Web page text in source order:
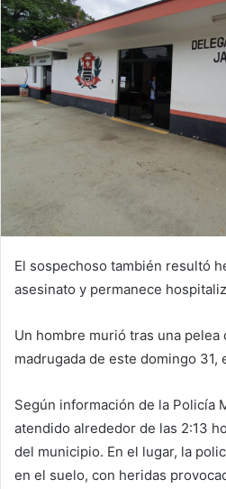
El sospechoso también resultó
asesinato y permanece
Un hombre murió tras una
madrugada de este domingo 31,
Según información de la Policía
atendido alrededor de las 2:13
del municipio. En el lugar, la
en el suelo, con heridas